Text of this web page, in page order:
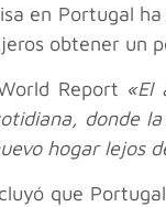
en Portugal
obtener un
Report «El
donde
hogar lejos
que